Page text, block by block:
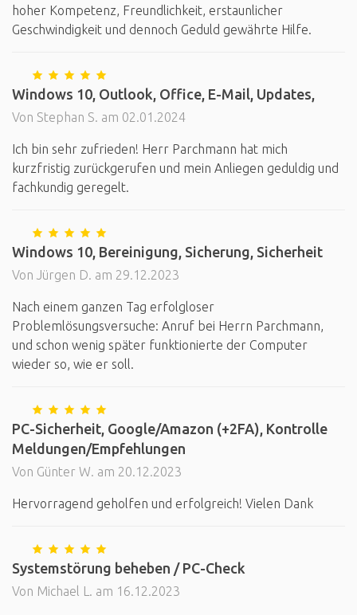
hoher Kompetenz, Freundlichkeit, erstaunlicher
Geschwindigkeit und dennoch Geduld gewährte Hilfe.
Windows 10, Outlook, Office, E-Mail, Updates,
Von Stephan S. am 02.01.2024
Ich bin sehr zufrieden! Herr Parchmann hat mich
kurzfristig zurückgerufen und mein Anliegen geduldig und
fachkundig geregelt.
Windows 10, Bereinigung, Sicherung, Sicherheit
Von Jürgen D. am 29.12.2023
Nach einem ganzen Tag erfolgloser
Problemlösungsversuche: Anruf bei Herrn Parchmann,
und schon wenig später funktionierte der Computer
wieder so, wie er soll.
PC-Sicherheit, Google/Amazon (+2FA), Kontrolle
Meldungen/Empfehlungen
Von Günter W. am 20.12.2023
Hervorragend geholfen und erfolgreich! Vielen Dank
Systemstörung beheben / PC-Check
Von Michael L. am 16.12.2023